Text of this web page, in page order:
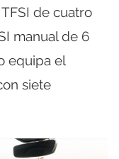
de cuatro
manual de 6
equipa el
siete